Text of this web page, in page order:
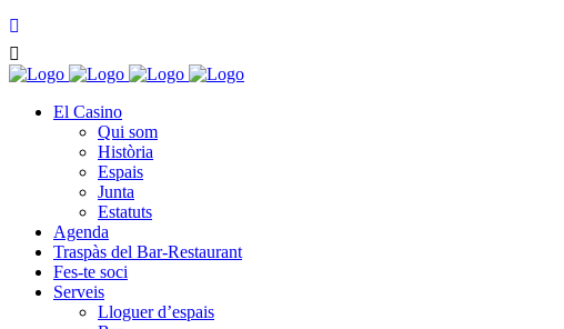
El Casino
Qui som
Història
Espais
Junta
Estatuts
Agenda
Traspàs del Bar-Restaurant
Fes-te soci
Serveis
Lloguer d’espais